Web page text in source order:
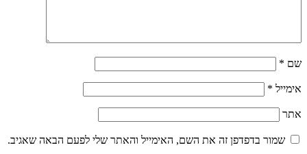
שם *
אימייל *
אתר
שמור בדפדפן זה את השם, האימייל והאתר שלי לפעם הבאה שאגיב.